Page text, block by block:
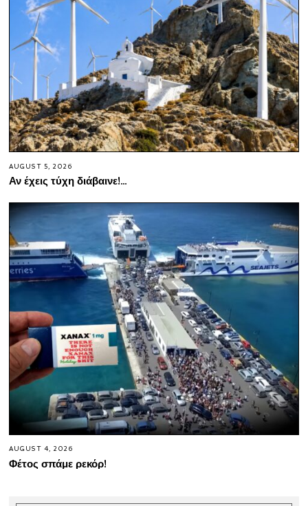
AUGUST 5, 2026
Αν έχεις τύχη διάβαινε!…
AUGUST 4, 2026
Φέτος σπάμε ρεκόρ!